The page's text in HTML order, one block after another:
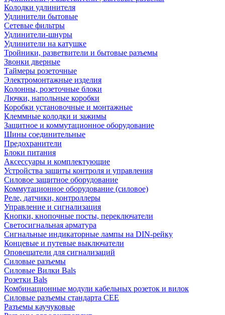
Колодки удлинителя
Удлинители бытовые
Сетевые фильтры
Удлинители-шнуры
Удлинители на катушке
Тройники, разветвители и бытовые разъемы
Звонки дверные
Таймеры розеточные
Электромонтажные изделия
Колонны, розеточные блоки
Лючки, напольные коробки
Коробки установочные и монтажные
Клеммные колодки и зажимы
Защитное и коммутационное оборудование
Шины соединительные
Предохранители
Блоки питания
Аксессуары и комплектующие
Устройства защиты контроля и управления
Силовое защитное оборудование
Коммутационное оборудование (силовое)
Реле, датчики, контроллеры
Управление и сигнализация
Кнопки, кнопочные посты, переключатели
Светосигнальная арматура
Сигнальные индикаторные лампы на DIN-рейку
Концевые и путевые выключатели
Оповещатели для сигнализаций
Силовые разъемы
Силовые Вилки Bals
Розетки Bals
Комбинационные модули кабельных розеток и вилок
Силовые разъемы стандарта CEE
Разъемы каучуковые